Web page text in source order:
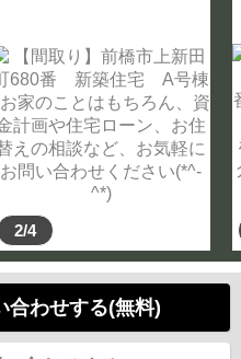
2/4
合わせする(無料)